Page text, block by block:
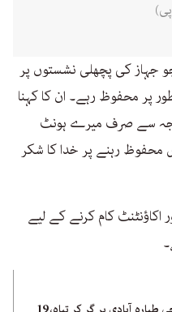
جہاز کی پچھلی نشستوں پر
پر محفوظ رہے۔ ان کا کہنا
سے صرف میرے ہونٹ
محفوظ رہنے پر خدا کا شکر
وہ بطور اکاؤنٹنٹ کام کرنے کے لیے